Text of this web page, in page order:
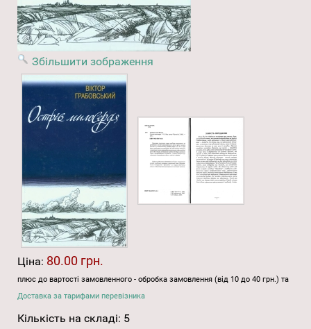
Збільшити зображення
Ціна: 80.00 грн.
плюс до вартості замовленного - обробка замовлення (від 10 до 40 грн.) та
Доставка за тарифами перевізника
Кількість на складі: 5